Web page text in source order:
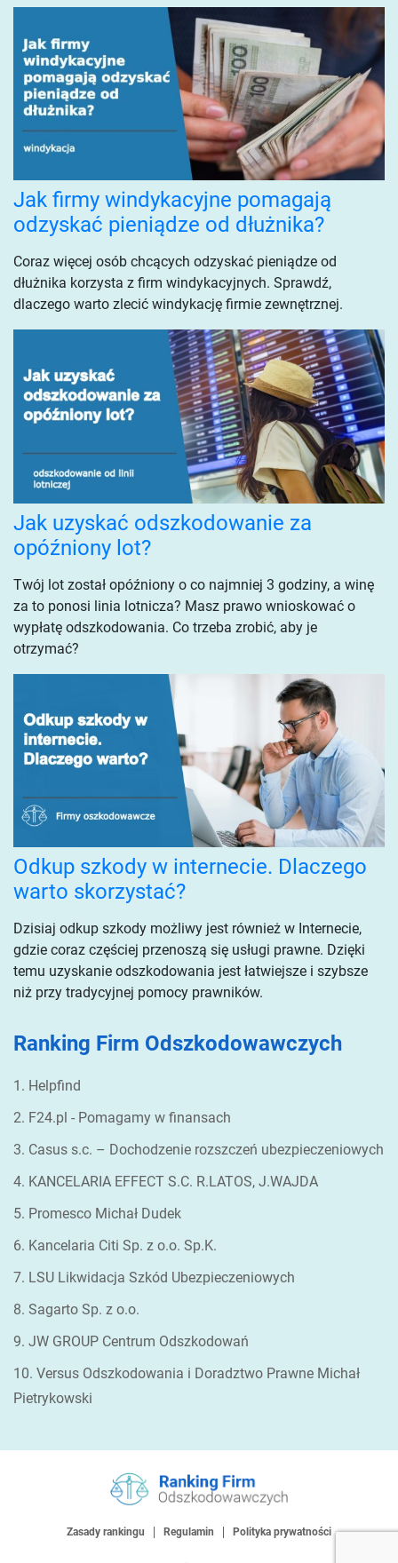
Jak firmy windykacyjne pomagają
odzyskać pieniądze od dłużnika?
Coraz więcej osób chcących odzyskać pieniądze od
dłużnika korzysta z firm windykacyjnych. Sprawdź,
dlaczego warto zlecić windykację firmie zewnętrznej.
Jak uzyskać odszkodowanie za
opóźniony lot?
Twój lot został opóźniony o co najmniej 3 godziny, a winę
za to ponosi linia lotnicza? Masz prawo wnioskować o
wypłatę odszkodowania. Co trzeba zrobić, aby je
otrzymać?
Odkup szkody w internecie. Dlaczego
warto skorzystać?
Dzisiaj odkup szkody możliwy jest również w Internecie,
gdzie coraz częściej przenoszą się usługi prawne. Dzięki
temu uzyskanie odszkodowania jest łatwiejsze i szybsze
niż przy tradycyjnej pomocy prawników.
Ranking Firm Odszkodowawczych
1. Helpfind
2. F24.pl - Pomagamy w finansach
3. Casus s.c. – Dochodzenie rozszczeń ubezpieczeniowych
4. KANCELARIA EFFECT S.C. R.LATOS, J.WAJDA
5. Promesco Michał Dudek
6. Kancelaria Citi Sp. z o.o. Sp.K.
7. LSU Likwidacja Szkód Ubezpieczeniowych
8. Sagarto Sp. z o.o.
9. JW GROUP Centrum Odszkodowań
10. Versus Odszkodowania i Doradztwo Prawne Michał
Pietrykowski
Zasady rankingu Regulamin Polityka prywatności